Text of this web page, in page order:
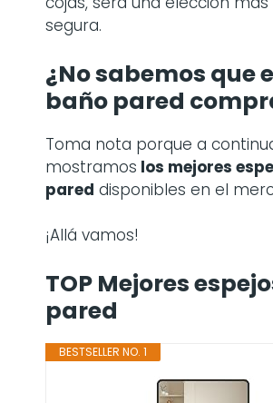
segura.
¿No sabemos que
baño pared
Toma nota porque a
mostramos los mejores
pared disponibles en el
¡Allá vamos!
TOP Mejores
pared
BESTSELLER NO. 1